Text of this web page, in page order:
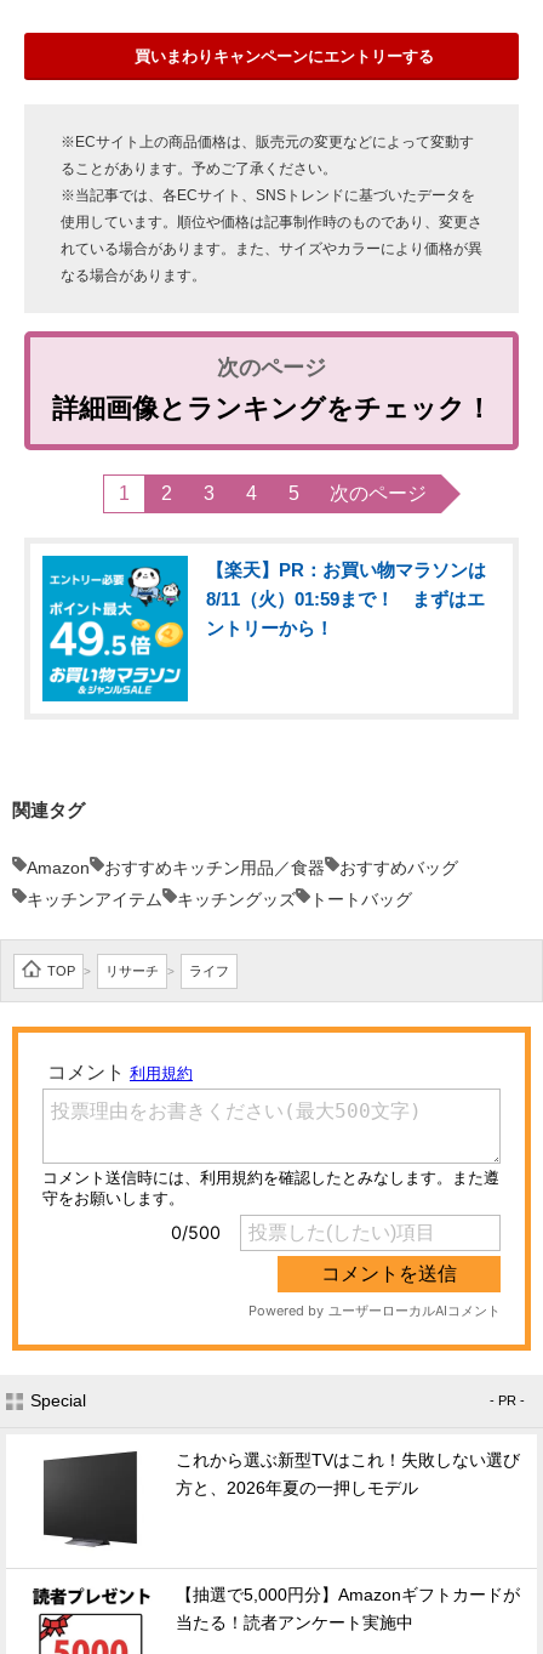
買いまわりキャンペーンにエントリーする
※ECサイト上の商品価格は、販売元の変更などによって変動す
ることがあります。予めご了承ください。
※当記事では、各ECサイト、SNSトレンドに基づいたデータを
使用しています。順位や価格は記事制作時のものであり、変更さ
れている場合があります。また、サイズやカラーにより価格が異
なる場合があります。
詳細画像とランキングをチェック！
1 2 3 4 5 次のページ
【楽天】PR：お買い物マラソンは
8/11（火）01:59まで！ まずはエ
ントリーから！
関連タグ
Amazon おすすめキッチン用品／食器
おすすめバッグ
キッチンアイテム
キッチングッズ トートバッグ
TOP > リサーチ > ライフ
Special - PR -
これから選ぶ新型TVはこれ！失敗しない選び
方と、2026年夏の一押しモデル
【抽選で5,000円分】Amazonギフトカードが
当たる！読者アンケート実施中